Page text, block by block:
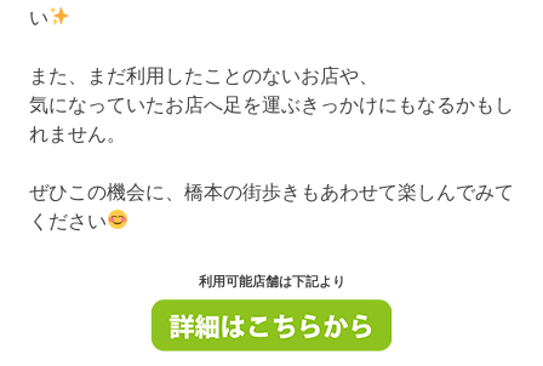
い
また、まだ利用したことのないお店や、
気になっていたお店へ足を運ぶきっかけにもなるかもし
れません。
ぜひこの機会に、橋本の街歩きもあわせて楽しんでみて
ください
利用可能店舗は下記より